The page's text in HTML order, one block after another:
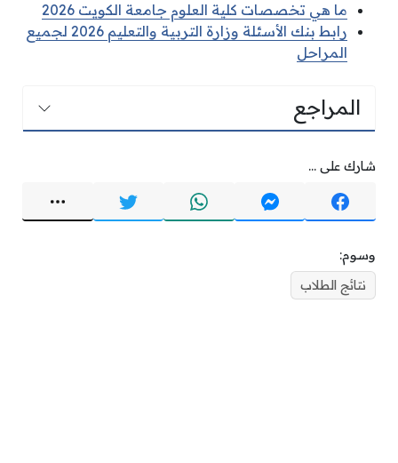
ما هي تخصصات كلية العلوم جامعة الكويت 2026
رابط بنك الأسئلة وزارة التربية والتعليم 2026 لجميع
المراحل
المراجع
شارك على ...
وسوم:
نتائج الطلاب